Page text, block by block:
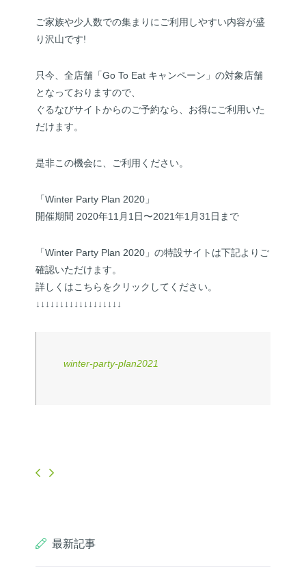
ご家族や少人数での集まりにご利用しやすい内容が盛
り沢山です!
只今、全店舗「Go To Eat キャンペーン」の対象店舗
となっておりますので、
ぐるなびサイトからのご予約なら、お得にご利用いた
だけます。
是非この機会に、ご利用ください。
「Winter Party Plan 2020」
開催期間 2020年11月1日〜2021年1月31日まで
「Winter Party Plan 2020」の特設サイトは下記よりご
確認いただけます。
詳しくはこちらをクリックしてください。
↓↓↓↓↓↓↓↓↓↓↓↓↓↓↓↓↓↓
winter-party-plan2021
最新記事